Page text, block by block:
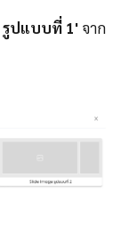
รูปแบบที่ 1' จาก